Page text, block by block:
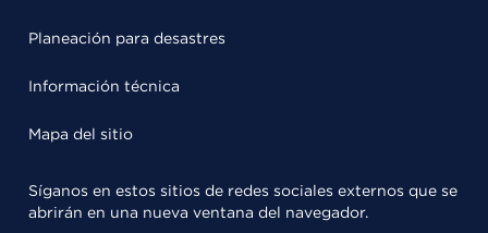
Planeación para desastres
Información técnica
Mapa del sitio
Síganos en estos sitios de redes sociales externos que se
abrirán en una nueva ventana del navegador.